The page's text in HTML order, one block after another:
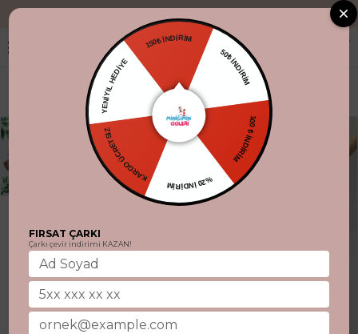
"Aynı gün
150₺ İNDİRİM
50₺ İNDİRİM
100 ₺ İNDİRİM
%20 İNDİRİM
KARGO ÜCRETSİZ
YENİYIL HEDİYE
FIRSAT ÇARKI
Çarkı çevir indirimi KAZAN!